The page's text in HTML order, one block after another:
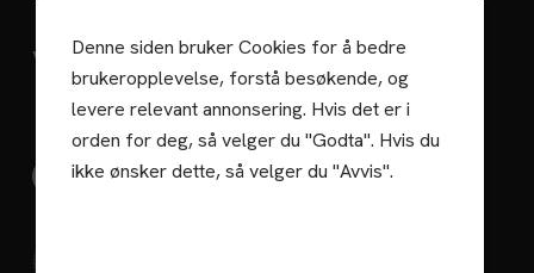
Denne siden bruker Cookies for å bedre
brukeropplevelse, forstå besøkende, og
levere relevant annonsering. Hvis det er i
orden for deg, så velger du "Godta". Hvis du
ikke ønsker dette, så velger du "Avvis".
Vedlikehold